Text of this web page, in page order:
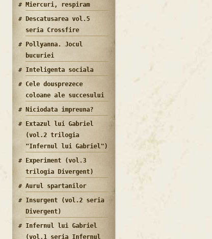
Miercuri, respiram
Descatusarea vol.5
seria Crossfire
Pollyanna. Jocul
bucuriei
Inteligenta sociala
Cele dousprezece
coloane ale succesului
Niciodata impreuna?
Extazul lui Gabriel
(vol.2 trilogia
"Infernul lui Gabriel")
Experiment (vol.3
trilogia Divergent)
Aurul spartanilor
Insurgent (vol.2 seria
Divergent)
Infernul lui Gabriel
(vol.1 seria Infernul